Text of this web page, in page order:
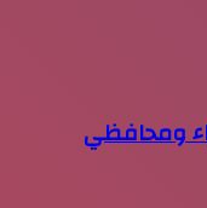
ومحافظي